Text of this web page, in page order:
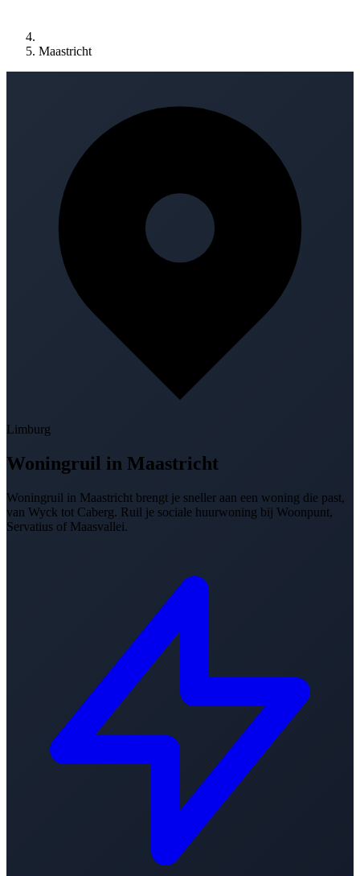
Maastricht
Limburg
Woningruil in Maastricht
Woningruil in Maastricht brengt je sneller aan een woning die past,
van Wyck tot Caberg. Ruil je sociale huurwoning bij Woonpunt,
Servatius of Maasvallei.